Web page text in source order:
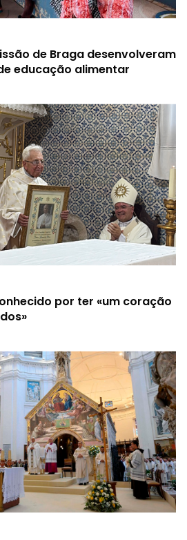
de Braga desenvolveram
educação alimentar
por ter «um coração